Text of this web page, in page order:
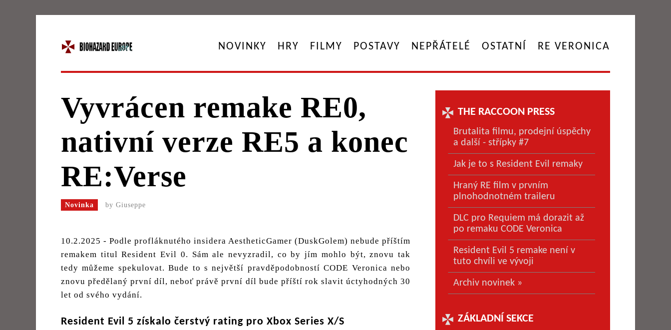
NOVINKY HRY FILMY POSTAVY NEPŘÁTELÉ OSTATNÍ RE VERONICA
Vyvrácen remake RE0,
nativní verze RE5 a konec
RE:Verse
Novinka by Giuseppe
10.2.2025 - Podle profláknutého insidera AestheticGamer (DuskGolem) nebude příštím
remakem titul Resident Evil 0. Sám ale nevyzradil, co by jím mohlo být, znovu tak
tedy můžeme spekulovat. Bude to s největší pravděpodobností CODE Veronica nebo
znovu předělaný první díl, neboť právě první díl bude příští rok slavit úctyhodných 30
let od svého vydání.
Resident Evil 5 získalo čerstvý rating pro Xbox Series X/S
THE RACCOON PRESS
Brutalita filmu, prodejní úspěchy
a další - střípky #7
Jak je to s Resident Evil remaky
Hraný RE film v prvním
plnohodnotném traileru
DLC pro Requiem má dorazit až
po remaku CODE Veronica
Resident Evil 5 remake není v
tuto chvíli ve vývoji
Archiv novinek »
ZÁKLADNÍ SEKCE